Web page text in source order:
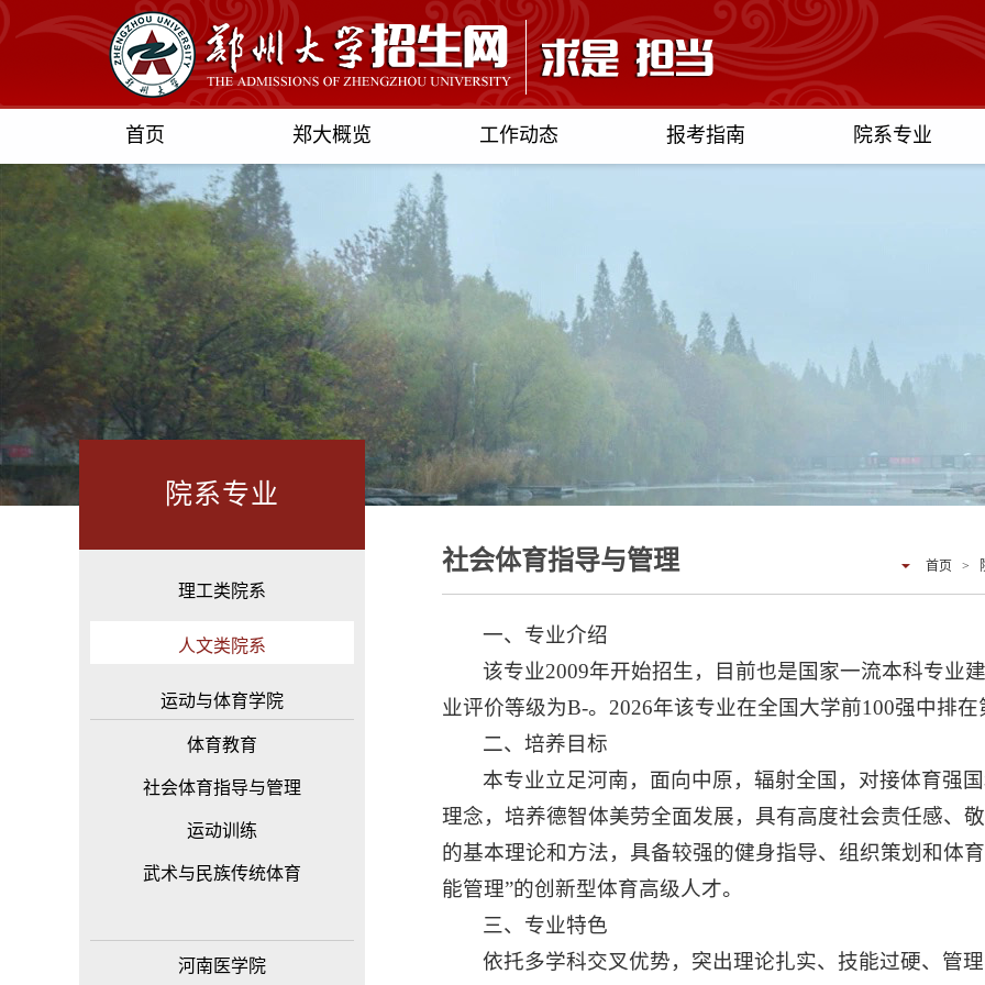
首页 郑大概览 工作动态 报考指南 院系专业
院系专业
理工类院系
人文类院系
运动与体育学院
体育教育
社会体育指导与管理
运动训练
武术与民族传统体育
河南医学院
社会体育指导与管理 首页 >
一、专业介绍
该专业2009年开始招生，目前也是国家一流本科专业
业评价等级为B-。2026年该专业在全国大学前100强中排在
二、培养目标
本专业立足河南，面向中原，辐射全国，对接体育强
理念，培养德智体美劳全面发展，具有高度社会责任感、
的基本理论和方法，具备较强的健身指导、组织策划和体
能管理”的创新型体育高级人才。
三、专业特色
依托多学科交叉优势，突出理论扎实、技能过硬、管